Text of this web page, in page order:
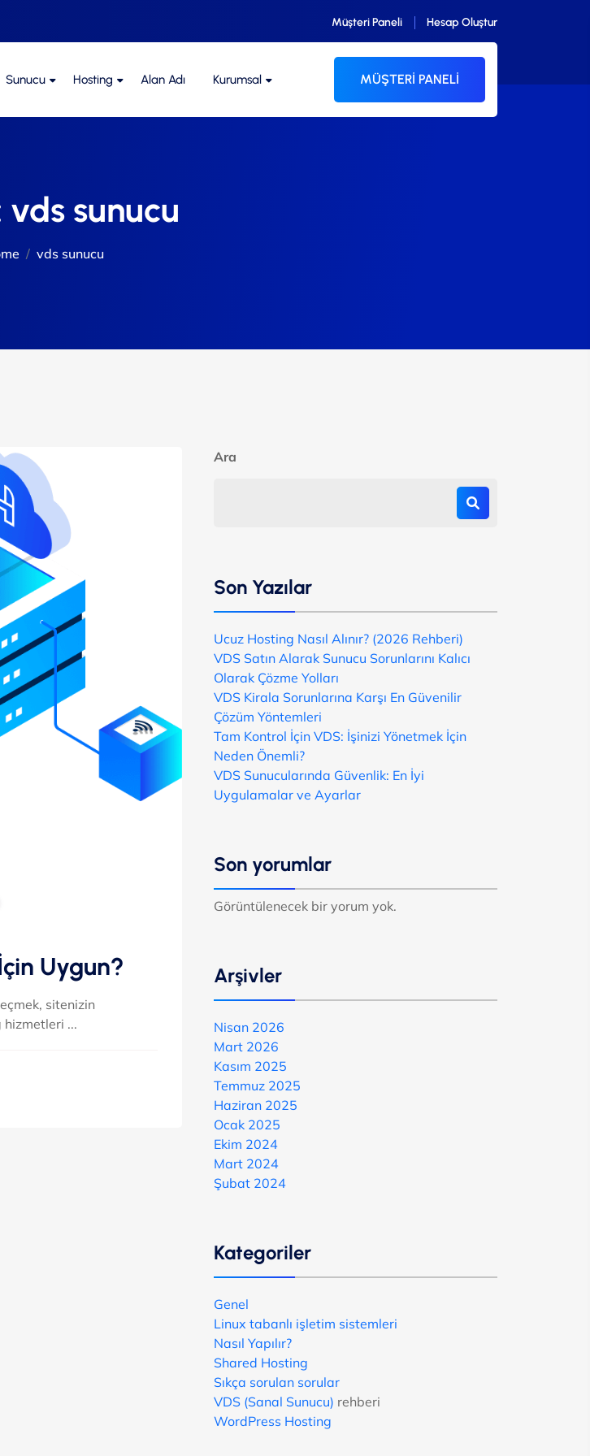
Müşteri Paneli Hesap Oluştur
Sunucu Hosting Alan Adı Kurumsal MÜŞTERİ PANELİ
vds sunucu
vds sunucu
Uygun?
sitenizin
hizmetleri ...
Ara
Son Yazılar
Ucuz Hosting Nasıl Alınır? (2026 Rehberi)
VDS Satın Alarak Sunucu Sorunlarını Kalıcı
Olarak Çözme Yolları
VDS Kirala Sorunlarına Karşı En Güvenilir
Çözüm Yöntemleri
Tam Kontrol İçin VDS: İşinizi Yönetmek İçin
Neden Önemli?
VDS Sunucularında Güvenlik: En İyi
Uygulamalar ve Ayarlar
Son yorumlar
Görüntülenecek bir yorum yok.
Arşivler
Nisan 2026
Mart 2026
Kasım 2025
Temmuz 2025
Haziran 2025
Ocak 2025
Ekim 2024
Mart 2024
Şubat 2024
Kategoriler
Genel
Linux tabanlı işletim sistemleri
Nasıl Yapılır?
Shared Hosting
Sıkça sorulan sorular
VDS (Sanal Sunucu) rehberi
WordPress Hosting